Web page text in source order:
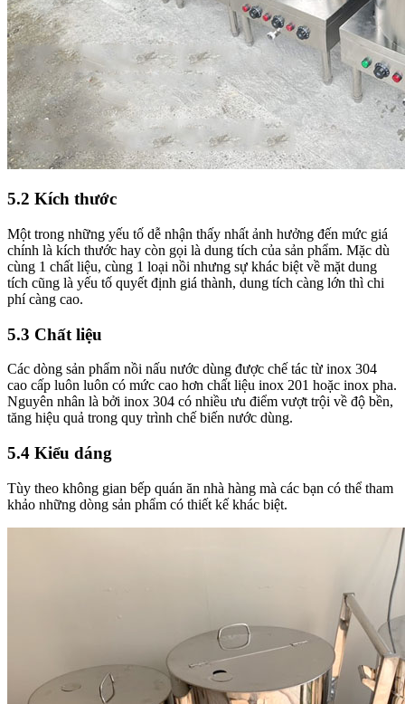
5.2 Kích thước
Một trong những yếu tố dễ nhận thấy nhất ảnh hưởng đến mức giá
chính là kích thước hay còn gọi là dung tích của sản phẩm. Mặc dù
cùng 1 chất liệu, cùng 1 loại nồi nhưng sự khác biệt về mặt dung
tích cũng là yếu tố quyết định giá thành, dung tích càng lớn thì chi
phí càng cao.
5.3 Chất liệu
Các dòng sản phẩm nồi nấu nước dùng được chế tác từ inox 304
cao cấp luôn luôn có mức cao hơn chất liệu inox 201 hoặc inox pha.
Nguyên nhân là bởi inox 304 có nhiều ưu điểm vượt trội về độ bền,
tăng hiệu quả trong quy trình chế biến nước dùng.
5.4 Kiểu dáng
Tùy theo không gian bếp quán ăn nhà hàng mà các bạn có thể tham
khảo những dòng sản phẩm có thiết kế khác biệt.